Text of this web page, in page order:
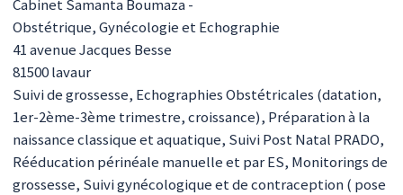
Cabinet Samanta Boumaza -
Obstétrique, Gynécologie et Echographie
41 avenue Jacques Besse
81500lavaur
Suivi de grossesse, Echographies Obstétricales (datation,
1er-2ème-3ème trimestre, croissance), Préparation à la
naissance classique et aquatique, Suivi Post Natal PRADO,
Rééducation périnéale manuelle et par ES, Monitorings de
grossesse, Suivi gynécologique et de contraception ( pose